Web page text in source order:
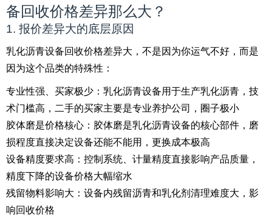
备回收价格差异那么大？
1. 报价差异大的底层原因
乳化沥青设备回收价格差异大，不是因为你运气不好，而是
因为这个品类的特殊性：
专业性强、买家极少：乳化沥青设备用于生产乳化沥青，技
术门槛高，二手的买家主要是专业养护公司，圈子极小
胶体磨是价格核心：胶体磨是乳化沥青设备的核心部件，磨
损程度直接决定设备还能不能用，更换成本极高
设备精度要求高：控制系统、计量精度直接影响产品质量，
精度下降的设备价格大幅缩水
残留物料影响大：设备内残留沥青和乳化剂清理难度大，影
响回收价格